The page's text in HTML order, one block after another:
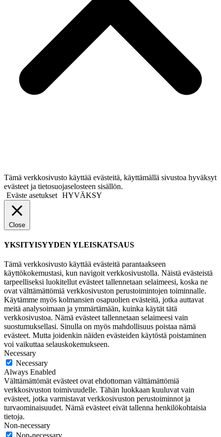
Tämä verkkosivusto käyttää evästeitä, käyttämällä sivustoa hyväksyt
evästeet ja tietosuojaselosteen sisällön.
Eväste asetukset HYVÄKSY
Close
YKSITYISYYDEN YLEISKATSAUS
Tämä verkkosivusto käyttää evästeitä parantaakseen
käyttökokemustasi, kun navigoit verkkosivustolla. Näistä evästeistä
tarpeelliseksi luokitellut evästeet tallennetaan selaimeesi, koska ne
ovat välttämättömiä verkkosivuston perustoimintojen toiminnalle.
Käytämme myös kolmansien osapuolien evästeitä, jotka auttavat
meitä analysoimaan ja ymmärtämään, kuinka käytät tätä
verkkosivustoa. Nämä evästeet tallennetaan selaimeesi vain
suostumuksellasi. Sinulla on myös mahdollisuus poistaa nämä
evästeet. Mutta joidenkin näiden evästeiden käytöstä poistaminen
voi vaikuttaa selauskokemukseen.
Necessary
Necessary
Always Enabled
Välttämättömät evästeet ovat ehdottoman välttämättömiä
verkkosivuston toimivuudelle. Tähän luokkaan kuuluvat vain
evästeet, jotka varmistavat verkkosivuston perustoiminnot ja
turvaominaisuudet. Nämä evästeet eivät tallenna henkilökohtaisia
tietoja.
Non-necessary